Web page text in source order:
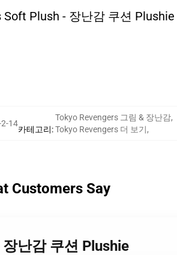
Soft Plush - 장난감 쿠션 Plushie
14
카테고리:
Tokyo Revengers 그림 & 장난감,
Tokyo Revengers 더 보기,
Customers Say
난감 쿠션 Plushie